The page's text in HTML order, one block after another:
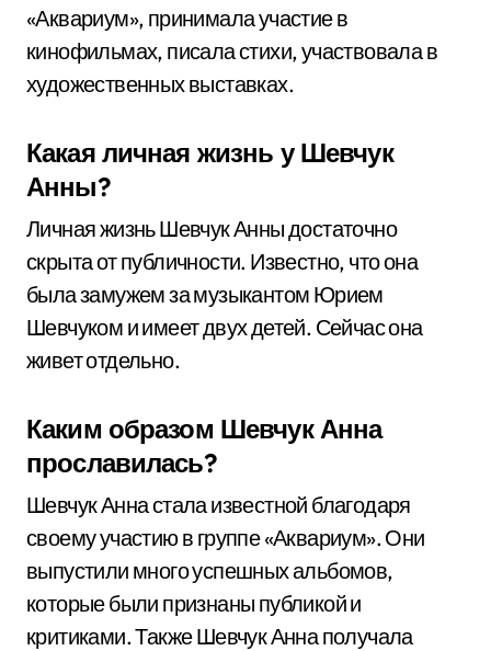
«Аквариум», принимала участие в
кинофильмах, писала стихи, участвовала в
художественных выставках.
Какая личная жизнь у Шевчук
Анны?
Личная жизнь Шевчук Анны достаточно
скрыта от публичности. Известно, что она
была замужем за музыкантом Юрием
Шевчуком и имеет двух детей. Сейчас она
живет отдельно.
Каким образом Шевчук Анна
прославилась?
Шевчук Анна стала известной благодаря
своему участию в группе «Аквариум». Они
выпустили много успешных альбомов,
которые были признаны публикой и
критиками. Также Шевчук Анна получала